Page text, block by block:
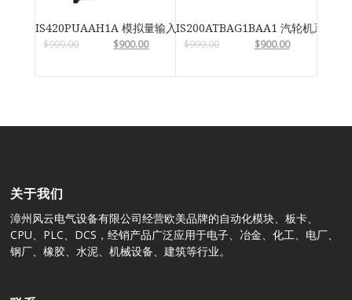
IS420PUAAH1A 模拟量输入输出模块
$999.00 $900.00
IS200ATBAG1BAA1 汽轮机系统卡
$999.00 $900.00
关于我们
漳州风云电气设备有限公司经营欧美品牌的自动化模块、板卡、
CPU、PLC、DCS，经销产品广泛应用于电子、冶金、化工、电厂、
钢厂、橡胶、水泥、机械设备、建筑等行业。